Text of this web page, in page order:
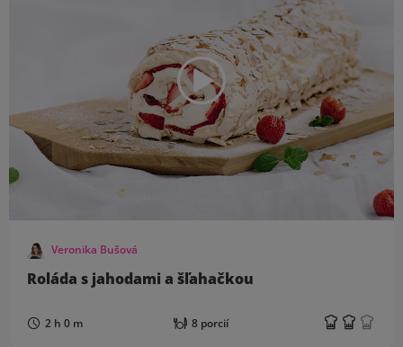
Veronika Bušová
Roláda s jahodami a šľahačkou
2 h 0 m 8 porcií